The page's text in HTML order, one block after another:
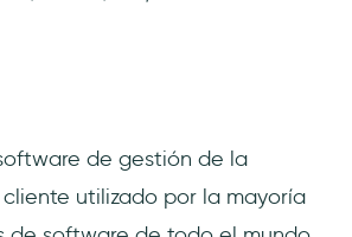
de gestión de la
utilizado por la mayoría